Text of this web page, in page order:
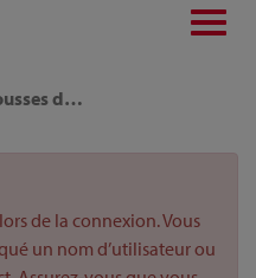
Housses de coussins tendance à motifs graphiques
de la connexion. Vous
un nom d’utilisateur ou